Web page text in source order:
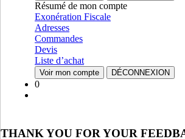
Résumé de mon compte
Exonération Fiscale
Adresses
Commandes
Devis
Liste d’achat
Voir mon compte DÉCONNEXION
0
THANK YOU FOR YOUR
CATÉGORIES ALL CATÉGORIES
Chassis & Frame
Frame & Structural
Chassis Chassis
Fenders, Hoods & Sheet Metal Fenders,
Metal
Flange Plates Flange Plates